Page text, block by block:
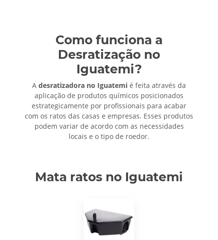
Como funciona a
Desratização no
Iguatemi?
A desratizadora no Iguatemi é feita através da
aplicação de produtos químicos posicionados
estrategicamente por profissionais para acabar
com os ratos das casas e empresas. Esses produtos
podem variar de acordo com as necessidades
locais e o tipo de roedor.
Mata ratos no Iguatemi